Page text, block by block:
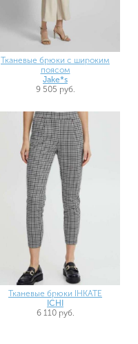
Тканевые брюки с широким
поясом
Jake*s
9 505 руб.
Тканевые брюки IHKATE
ICHI
6 110 руб.